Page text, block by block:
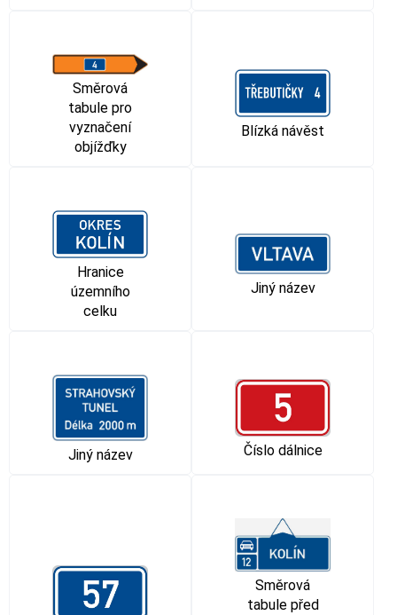
Směrová
tabule pro
vyznačení
objížďky
Blízká návěst
Hranice
územního
celku
Jiný název
Jiný název Číslo dálnice
Směrová
tabule před